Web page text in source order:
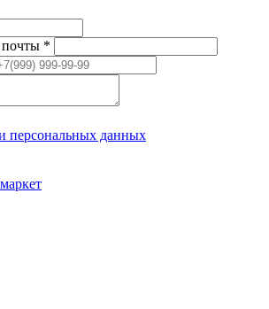
почты *
персональных данных